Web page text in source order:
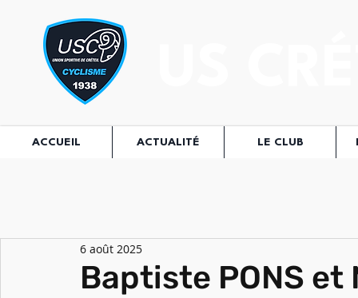
ACCUEIL ACTUALITÉ LE CLUB
Baptiste PONS et
6 août 2025